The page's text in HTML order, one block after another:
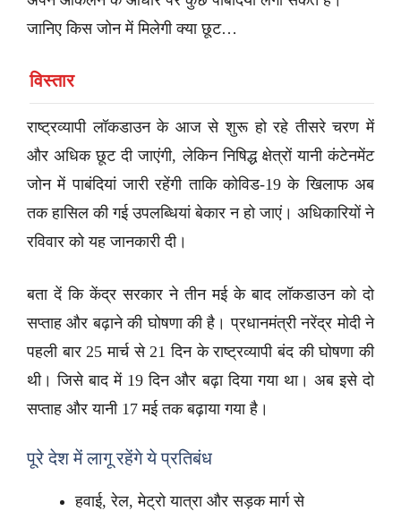
जानिए किस जोन में मिलेगी क्या छूट…
विस्तार
राष्ट्रव्यापी लॉकडाउन के आज से शुरू हो रहे तीसरे चरण में
और अधिक छूट दी जाएंगी, लेकिन निषिद्ध क्षेत्रों यानी कंटेनमेंट
जोन में पाबंदियां जारी रहेंगी ताकि कोविड-19 के खिलाफ अब
तक हासिल की गई उपलब्धियां बेकार न हो जाएं। अधिकारियों ने
रविवार को यह जानकारी दी।
बता दें कि केंद्र सरकार ने तीन मई के बाद लॉकडाउन को दो
सप्ताह और बढ़ाने की घोषणा की है। प्रधानमंत्री नरेंद्र मोदी ने
पहली बार 25 मार्च से 21 दिन के राष्ट्रव्यापी बंद की घोषणा की
थी। जिसे बाद में 19 दिन और बढ़ा दिया गया था। अब इसे दो
सप्ताह और यानी 17 मई तक बढ़ाया गया है।
पूरे देश में लागू रहेंगे ये प्रतिबंध
हवाई, रेल, मेट्रो यात्रा और सड़क मार्ग से